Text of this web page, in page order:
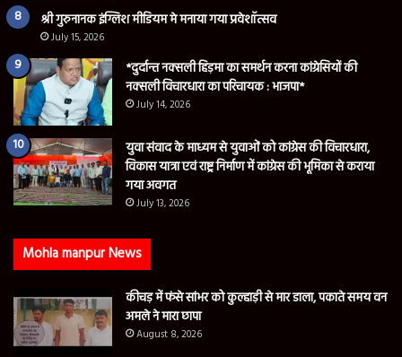
श्री गुरुनानक इंग्लिश मीडियम मे मनाया गया प्रवेशॉत्सव
July 15, 2026
*दुर्दान्त नक्सली हिड़मा का समर्थन करना कांग्रेसियों की
नक्सली विचारधारा का परिचायक : भाजपा*
July 14, 2026
युवा संवाद के माध्यम से युवाओं को कांग्रेस की विचारधारा,
विकास यात्रा एवं राष्ट्र निर्माण में कांग्रेस की भूमिका से कराया
गया अवगत
July 13, 2026
Mohla manpur News
कीचड़ में फंसे सांभर को कुल्हाड़ी से मार डाला, पकाते समय वन
अमले ने मारा छापा
August 8, 2026